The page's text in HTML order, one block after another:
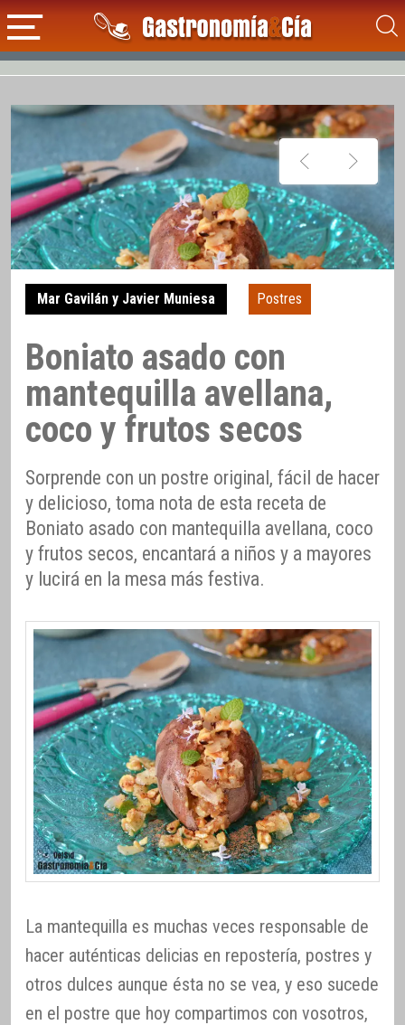
Mar Gavilán y Javier Muniesa Postres
Boniato asado con
mantequilla avellana,
coco y frutos secos
Sorprende con un postre original, fácil de hacer
y delicioso, toma nota de esta receta de
Boniato asado con mantequilla avellana, coco
y frutos secos, encantará a niños y a mayores
y lucirá en la mesa más festiva.
La mantequilla es muchas veces responsable de
hacer auténticas delicias en repostería, postres y
otros dulces aunque ésta no se vea, y eso sucede
en el postre que hoy compartimos con vosotros,